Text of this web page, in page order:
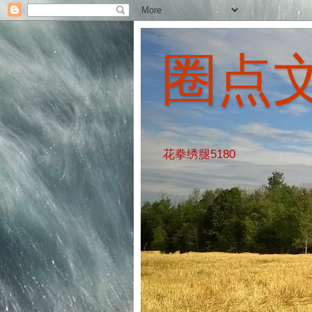
圈点
花拳绣腿5180